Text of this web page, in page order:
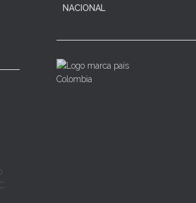
NACIONAL